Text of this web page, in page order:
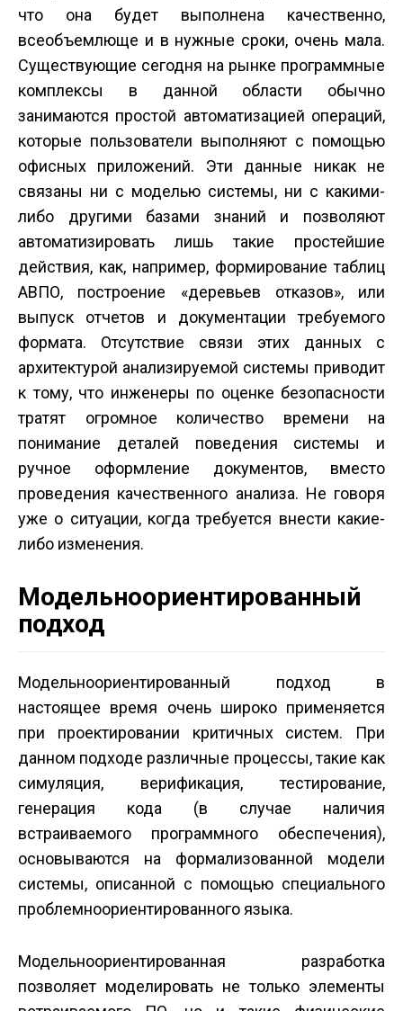
что она будет выполнена качественно,
всеобъемлюще и в нужные сроки, очень мала.
Существующие сегодня на рынке программные
комплексы в данной области обычно
занимаются простой автоматизацией операций,
которые пользователи выполняют с помощью
офисных приложений. Эти данные никак не
связаны ни с моделью системы, ни с какими­
либо другими базами знаний и позволяют
автоматизировать лишь такие простейшие
действия, как, например, формирование таблиц
АВПО, построение «деревьев отказов», или
выпуск отчетов и документации требуемого
формата. Отсутствие связи этих данных с
архитектурой анализируемой системы приводит
к тому, что инженеры по оценке безопасности
тратят огромное количество времени на
понимание деталей поведения системы и
ручное оформление документов, вместо
проведения качественного анализа. Не говоря
уже о ситуации, когда требуется внести какие­
либо изменения.
Модельно­ориентированный
подход
Модельно­ориентированный подход в
настоящее время очень широко применяется
при проектировании критичных систем. При
данном подходе различные процессы, такие как
симуляция, верификация, тестирование,
генерация кода (в случае наличия
встраиваемого программного обеспечения),
основываются на формализованной модели
системы, описанной с помощью специального
проблемно­ориентированного языка.
Модельно­ориентированная разработка
позволяет моделировать не только элементы